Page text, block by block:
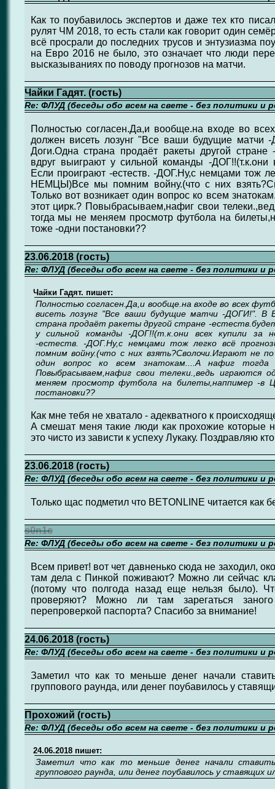
Как то поубавилось экспертов и даже тех кто
рулят ЧМ 2018, то есть стали как говорит один
всё просрали до последних трусов и энтузиазма
на Евро 2016 не было, это означает что люди
высказываниях по поводу прогнозов на матчи.
Чайки Гадят. (гость)
Re: ФЛУД (беседы обо всем на свете - без политики и
Полностью согласен.Да,и вообще.на входе во
должен висеть лозунг "Все ваши будущие матчи
Доги.Одна страна продаёт ракеты другой
вдруг выиграют у сильной команды -
Если проиграют -естеств. -ДОГ.Ну,с немцами тож
НЕМЦЫ)Все мы помним войну.(что с них
Только вот возникает один вопрос ко всем
этот цирк.? Повыбрасываем,нафиг свои
тогда мы не меняем просмотр футбола на
тоже -одни постановки??
23.06.2018 (гость)
Re: ФЛУД (беседы обо всем на свете - без политики и
Чайки Гадят. пишет:
Полностью согласен.Да,и вообще.на входе во всех
висеть лозунг "Все ваши будущие матчи -ДОГИ!". В
страна продаёт ракеты другой стране -
у сильной команды -ДОГ!!(т.к.они всех купили за
-естеств. -ДОГ.Ну,с немцами тож легко всё
помним войну.(что с них взять?Сволочи.Играют не
один вопрос ко всем знатокам....А нафиг
Повыбрасываем,нафиг свои телеки.,ведь играются
меняем просмотр футбола на билеты,наппимер -
постановки??
Как мне тебя не хватало - адекватного к
А смешат меня такие люди как прохожие которые
это чисто из зависти к успеху Лукаку. Поздравляю
23.06.2018 (гость)
Re: ФЛУД (беседы обо всем на свете - без политики и
Только щас подметил что BETONLINE читается как
s0n1c
Re: ФЛУД (беседы обо всем на свете - без политики и
Всем привет! вот чет давненько сюда не заходил,
там дела с Пинкой поживают? Можно ли сейчас
(потому что полгода назад еще нельзя было).
проверяют? Можно ли там зарегаться
перепроверкой паспорта? Спасибо за внимание!
24.06.2018 (гость)
Re: ФЛУД (беседы обо всем на свете - без политики и
Заметил что как то меньше денег начали
группового раунда, или денег поубавилось у
Прохожий (гость)
Re: ФЛУД (беседы обо всем на свете - без политики и
24.06.2018 пишет:
Заметил что как то меньше денег начали
группового раунда, или денег поубавилось у ставящих